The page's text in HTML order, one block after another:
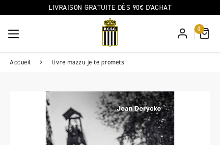
LIVRAISON GRATUITE DÈS 90€ D'ACHAT
0
Accueil livre mazzu je te promets